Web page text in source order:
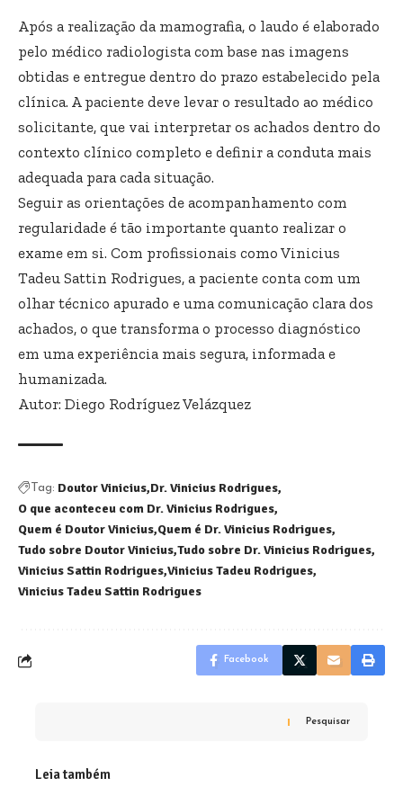
Após a realização da mamografia, o laudo é elaborado
pelo médico radiologista com base nas imagens
obtidas e entregue dentro do prazo estabelecido pela
clínica. A paciente deve levar o resultado ao médico
solicitante, que vai interpretar os achados dentro do
contexto clínico completo e definir a conduta mais
adequada para cada situação.
Seguir as orientações de acompanhamento com
regularidade é tão importante quanto realizar o
exame em si. Com profissionais como Vinicius
Tadeu Sattin Rodrigues, a paciente conta com um
olhar técnico apurado e uma comunicação clara dos
achados, o que transforma o processo diagnóstico
em uma experiência mais segura, informada e
humanizada.
Autor: Diego Rodríguez Velázquez
Tag: Doutor Vinicius Dr. Vinicius Rodrigues
O que aconteceu com Dr. Vinicius Rodrigues
Quem é Doutor Vinicius Quem é Dr. Vinicius Rodrigues
Tudo sobre Doutor Vinicius Tudo sobre Dr. Vinicius Rodrigues
Vinicius Sattin Rodrigues Vinicius Tadeu Rodrigues
Vinicius Tadeu Sattin Rodrigues
Facebook
Pesquisar
Leia também